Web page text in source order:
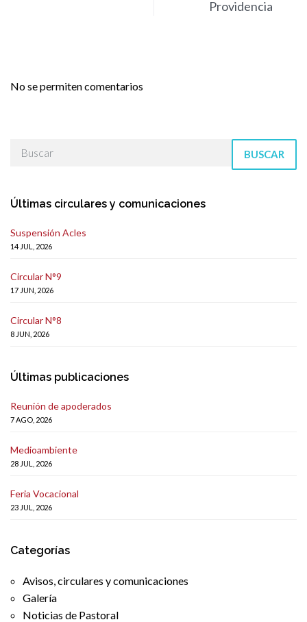
Providencia
No se permiten comentarios
BUSCAR
Últimas circulares y comunicaciones
Suspensión Acles
14 JUL, 2026
Circular N°9
17 JUN, 2026
Circular N°8
8 JUN, 2026
Últimas publicaciones
Reunión de apoderados
7 AGO, 2026
Medioambiente
28 JUL, 2026
Feria Vocacional
23 JUL, 2026
Categorías
Avisos, circulares y comunicaciones
Galería
Noticias de Pastoral